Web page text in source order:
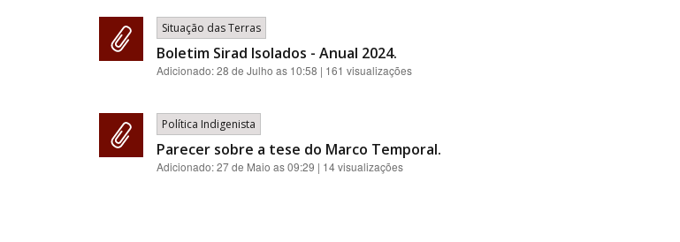
Situação das Terras
Boletim Sirad Isolados - Anual 2024.
Adicionado:28 de Julho as 10:58 | 161 visualizações
Política Indigenista
Parecer sobre a tese do Marco Temporal.
Adicionado:27 de Maio as 09:29 | 14 visualizações